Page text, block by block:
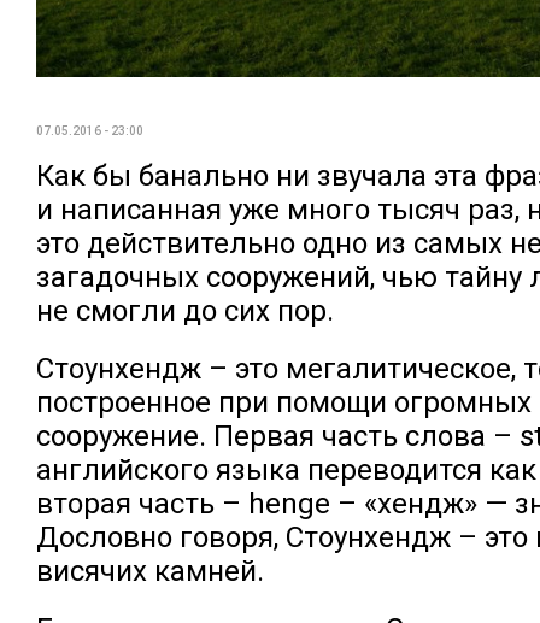
07.05.2016 - 23:00
Как бы банально ни звучала эта
и написанная уже много тысяч раз,
это действительно одно из самых
загадочных сооружений, чью
не смогли до сих пор.
Стоунхендж – это мегалитическое,
построенное при помощи
сооружение. Первая часть слова –
английского языка переводится
вторая часть – henge – «хендж» —
Дословно говоря, Стоунхендж – это
висячих камней.